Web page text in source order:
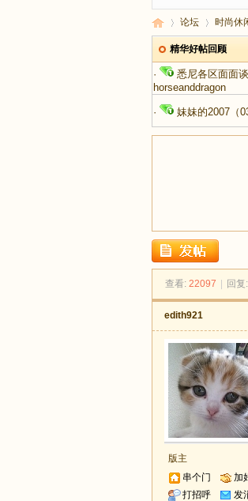
新
足
›
论坛
›
时尚休
精华好帖回顾
· 悉尼各区面面
horseanddragon
· 妹妹的2007（
查看: 22097 回复:
edith921
版主
串个门
加
打招呼
发